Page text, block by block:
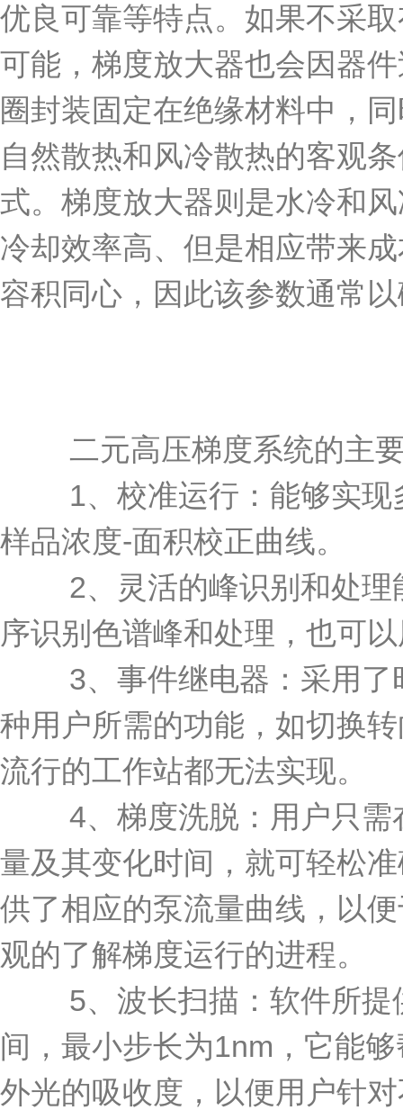
优良可靠等特点。如果不采
可能，梯度放大器也会因器
圈封装固定在绝缘材料中，
自然散热和风冷散热的客观
式。梯度放大器则是水冷和
冷却效率高、但是相应带来
容积同心，因此该参数通常
二元高压梯度系统的主要
1、校准运行：能够实现
样品浓度-面积校正曲线。
2、灵活的峰识别和处理
序识别色谱峰和处理，也可
3、事件继电器：采用了
种用户所需的功能，如切换
流行的工作站都无法实现。
4、梯度洗脱：用户只需
量及其变化时间，就可轻松
供了相应的泵流量曲线，以
观的了解梯度运行的进程。
5、波长扫描：软件所提
间，最小步长为1nm，它能
外光的吸收度，以便用户针